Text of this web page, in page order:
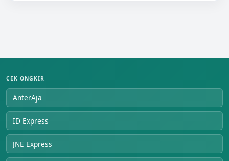
CEK ONGKIR
AnterAja
ID Express
JNE Express